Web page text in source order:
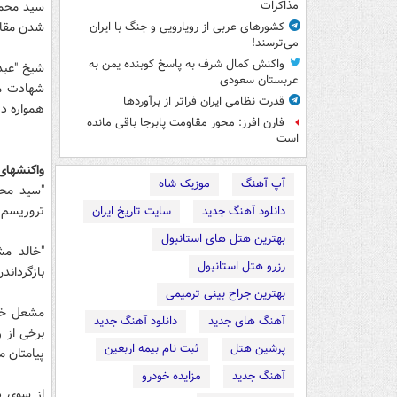
مذاکرات
کشورهای عربی از رویارویی و جنگ با ایران
می‌ترسند!
واکنش کمال شرف به پاسخ کوبنده یمن به
عربستان سعودی
قدرت نظامی ایران فراتر از برآوردها
فارن افرز: محور مقاومت پابرجا باقی مانده
است
آپ آهنگ
موزیک شاه
دانلود آهنگ جدید
سایت تاریخ ایران
بهترین هتل های استانبول
رزرو هتل استانبول
بهترین جراح بینی ترمیمی
آهنگ های جدید
دانلود آهنگ جدید
پرشین هتل
ثبت نام بیمه اربعین
آهنگ جدید
مزایده خودرو
سید
شدن
شیخ
شهادت
همواره
"سید
"خالد
مشعل
برخی از